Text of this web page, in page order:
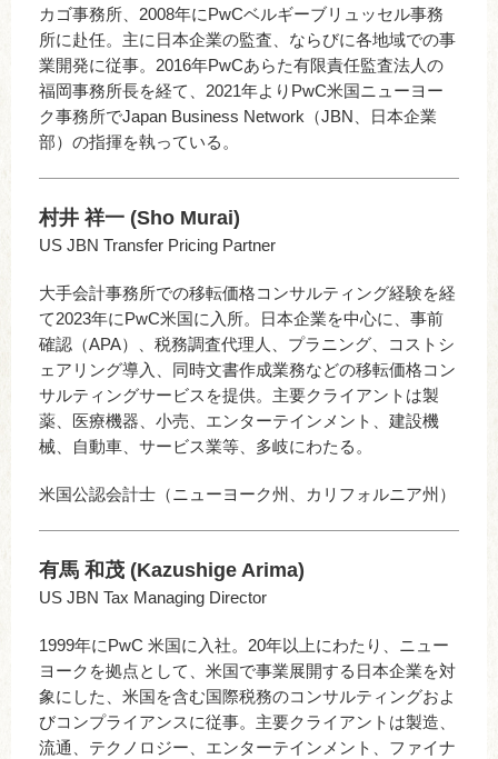
カゴ事務所、2008年にPwCベルギーブリュッセル事務
所に赴任。主に日本企業の監査、ならびに各地域での事
業開発に従事。2016年PwCあらた有限責任監査法人の
福岡事務所長を経て、2021年よりPwC米国ニューヨー
ク事務所でJapan Business Network（JBN、日本企業
部）の指揮を執っている。
村井 祥一 (Sho Murai)
US JBN Transfer Pricing Partner
大手会計事務所での移転価格コンサルティング経験を経
て2023年にPwC米国に入所。日本企業を中心に、事前
確認（APA）、税務調査代理人、プラニング、コストシ
ェアリング導入、同時文書作成業務などの移転価格コン
サルティングサービスを提供。主要クライアントは製
薬、医療機器、小売、エンターテインメント、建設機
械、自動車、サービス業等、多岐にわたる。
米国公認会計士（ニューヨーク州、カリフォルニア州）
有馬 和茂 (Kazushige Arima)
US JBN Tax Managing Director
1999年にPwC 米国に入社。20年以上にわたり、ニュー
ヨークを拠点として、米国で事業展開する日本企業を対
象にした、米国を含む国際税務のコンサルティングおよ
びコンプライアンスに従事。主要クライアントは製造、
流通、テクノロジー、エンターテインメント、ファイナ